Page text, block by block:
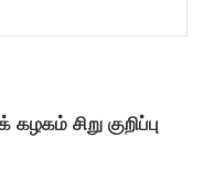
சிறு குறிப்பு